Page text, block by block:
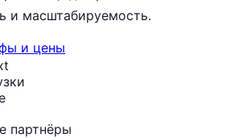
и масштабируемость.
и цены
партнёры